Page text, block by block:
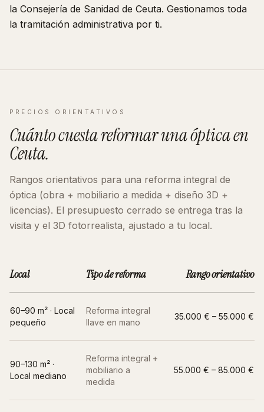
la Consejería de Sanidad de Ceuta. Gestionamos toda
la tramitación administrativa por ti.
PRECIOS ORIENTATIVOS
Cuánto cuesta reformaruna ópticaen
Ceuta.
Rangos orientativos para una reforma integral de
óptica (obra + mobiliario a medida + diseño 3D +
licencias). El presupuesto cerrado se entrega tras la
visita y el 3D fotorrealista, ajustado a tu local.
Local Tipo de reforma Rango orientativo
60–90 m² · Local
pequeño
Reforma integral
llave en mano
35.000 € – 55.000 €
90–130 m² ·
Local mediano
Reforma integral +
mobiliario a
medida
55.000 € – 85.000 €